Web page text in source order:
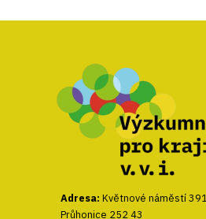
Adresa: Květnové náměstí 391
Průhonice 252 43